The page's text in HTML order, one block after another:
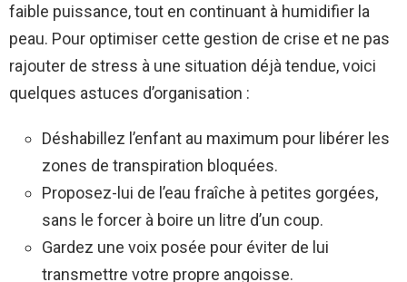
faible puissance, tout en continuant à humidifier la
peau. Pour optimiser cette gestion de crise et ne pas
rajouter de stress à une situation déjà tendue, voici
quelques astuces d’organisation :
Déshabillez l’enfant au maximum pour libérer les
zones de transpiration bloquées.
Proposez-lui de l’eau fraîche à petites gorgées,
sans le forcer à boire un litre d’un coup.
Gardez une voix posée pour éviter de lui
transmettre votre propre angoisse.